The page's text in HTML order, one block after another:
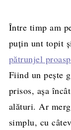
Între timp am
puţin unt topit
pătrunjel
Fiind un peşte
prisos, aşa
alături. Ar
simplu, cu